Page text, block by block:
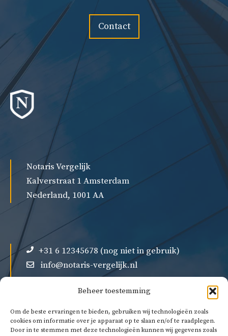
Beheer toestemming
Om de beste ervaringen te bieden, gebruiken wij technologieën zoals
cookies om informatie over je apparaat op te slaan en/of te raadplegen.
Door in te stemmen met deze technologieën kunnen wij gegevens zoals
Contact
Notaris Vergelijk
Kalverstraat 1 Amsterdam
Nederland, 1001 AA
+31 6 12345678 (nog niet in gebruik)
info@notaris-vergelijk.nl
Over ons